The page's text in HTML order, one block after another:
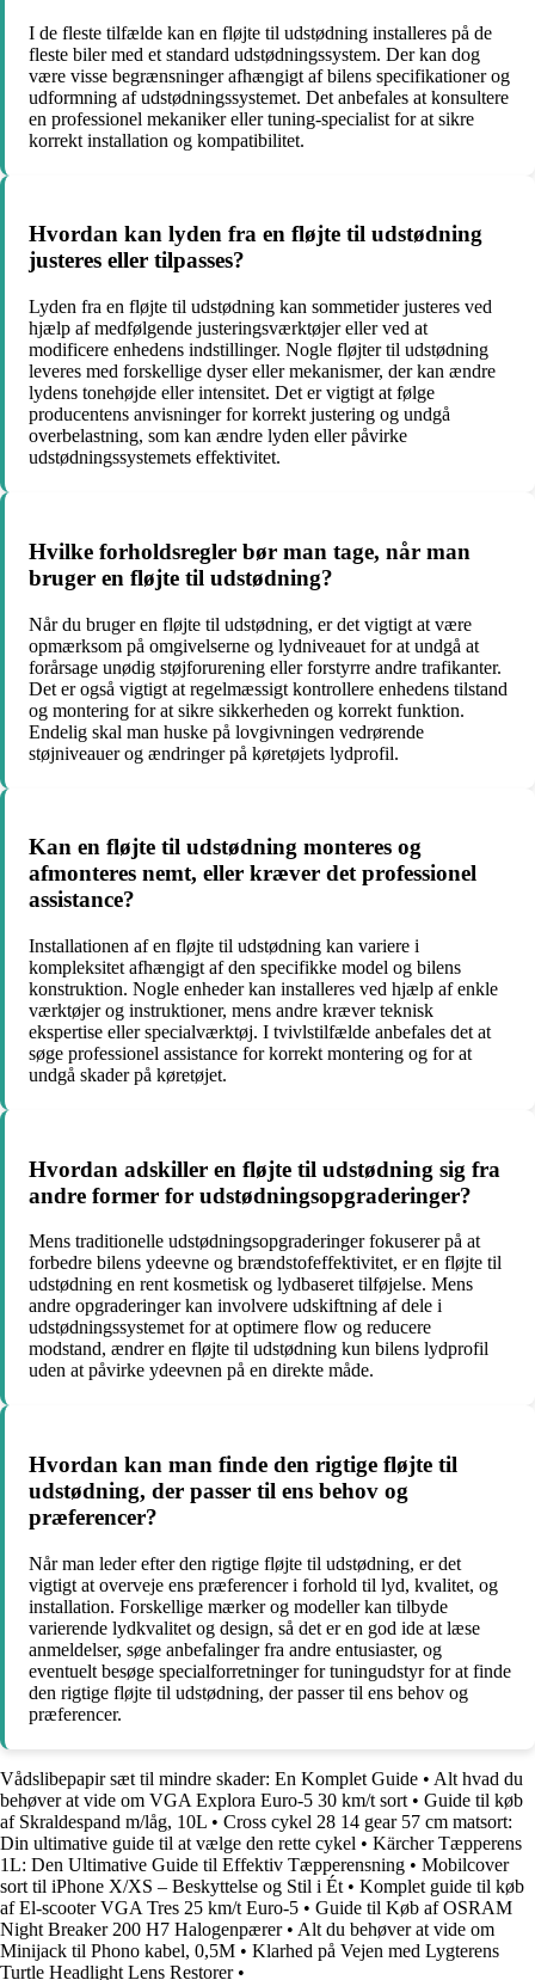
I de fleste tilfælde kan en fløjte til udstødning installeres på de
fleste biler med et standard udstødningssystem. Der kan dog
være visse begrænsninger afhængigt af bilens specifikationer og
udformning af udstødningssystemet. Det anbefales at konsultere
en professionel mekaniker eller tuning-specialist for at sikre
korrekt installation og kompatibilitet.
Hvordan kan lyden fra en fløjte til udstødning
justeres eller tilpasses?
Lyden fra en fløjte til udstødning kan sommetider justeres ved
hjælp af medfølgende justeringsværktøjer eller ved at
modificere enhedens indstillinger. Nogle fløjter til udstødning
leveres med forskellige dyser eller mekanismer, der kan ændre
lydens tonehøjde eller intensitet. Det er vigtigt at følge
producentens anvisninger for korrekt justering og undgå
overbelastning, som kan ændre lyden eller påvirke
udstødningssystemets effektivitet.
Hvilke forholdsregler bør man tage, når man
bruger en fløjte til udstødning?
Når du bruger en fløjte til udstødning, er det vigtigt at være
opmærksom på omgivelserne og lydniveauet for at undgå at
forårsage unødig støjforurening eller forstyrre andre trafikanter.
Det er også vigtigt at regelmæssigt kontrollere enhedens tilstand
og montering for at sikre sikkerheden og korrekt funktion.
Endelig skal man huske på lovgivningen vedrørende
støjniveauer og ændringer på køretøjets lydprofil.
Kan en fløjte til udstødning monteres og
afmonteres nemt, eller kræver det professionel
assistance?
Installationen af en fløjte til udstødning kan variere i
kompleksitet afhængigt af den specifikke model og bilens
konstruktion. Nogle enheder kan installeres ved hjælp af enkle
værktøjer og instruktioner, mens andre kræver teknisk
ekspertise eller specialværktøj. I tvivlstilfælde anbefales det at
søge professionel assistance for korrekt montering og for at
undgå skader på køretøjet.
Hvordan adskiller en fløjte til udstødning sig fra
andre former for udstødningsopgraderinger?
Mens traditionelle udstødningsopgraderinger fokuserer på at
forbedre bilens ydeevne og brændstofeffektivitet, er en fløjte til
udstødning en rent kosmetisk og lydbaseret tilføjelse. Mens
andre opgraderinger kan involvere udskiftning af dele i
udstødningssystemet for at optimere flow og reducere
modstand, ændrer en fløjte til udstødning kun bilens lydprofil
uden at påvirke ydeevnen på en direkte måde.
Hvordan kan man finde den rigtige fløjte til
udstødning, der passer til ens behov og
præferencer?
Når man leder efter den rigtige fløjte til udstødning, er det
vigtigt at overveje ens præferencer i forhold til lyd, kvalitet, og
installation. Forskellige mærker og modeller kan tilbyde
varierende lydkvalitet og design, så det er en god ide at læse
anmeldelser, søge anbefalinger fra andre entusiaster, og
eventuelt besøge specialforretninger for tuningudstyr for at finde
den rigtige fløjte til udstødning, der passer til ens behov og
præferencer.
Vådslibepapir sæt til mindre skader: En Komplet Guide • Alt hvad du
behøver at vide om VGA Explora Euro-5 30 km/t sort • Guide til køb
af Skraldespand m/låg, 10L • Cross cykel 28 14 gear 57 cm matsort:
Din ultimative guide til at vælge den rette cykel • Kärcher Tæpperens
1L: Den Ultimative Guide til Effektiv Tæpperensning • Mobilcover
sort til iPhone X/XS – Beskyttelse og Stil i Ét • Komplet guide til køb
af El-scooter VGA Tres 25 km/t Euro-5 • Guide til Køb af OSRAM
Night Breaker 200 H7 Halogenpærer• Alt du behøver at vide om
Minijack til Phono kabel, 0,5M • Klarhed på Vejen med Lygterens
Turtle Headlight Lens Restorer•